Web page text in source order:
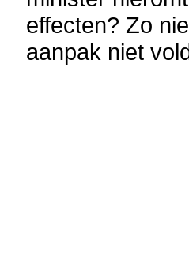
effecten? Zo
aanpak niet